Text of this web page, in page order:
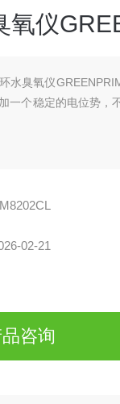
氧仪
水臭氧仪
一个稳定的电位势，
02-21
咨询